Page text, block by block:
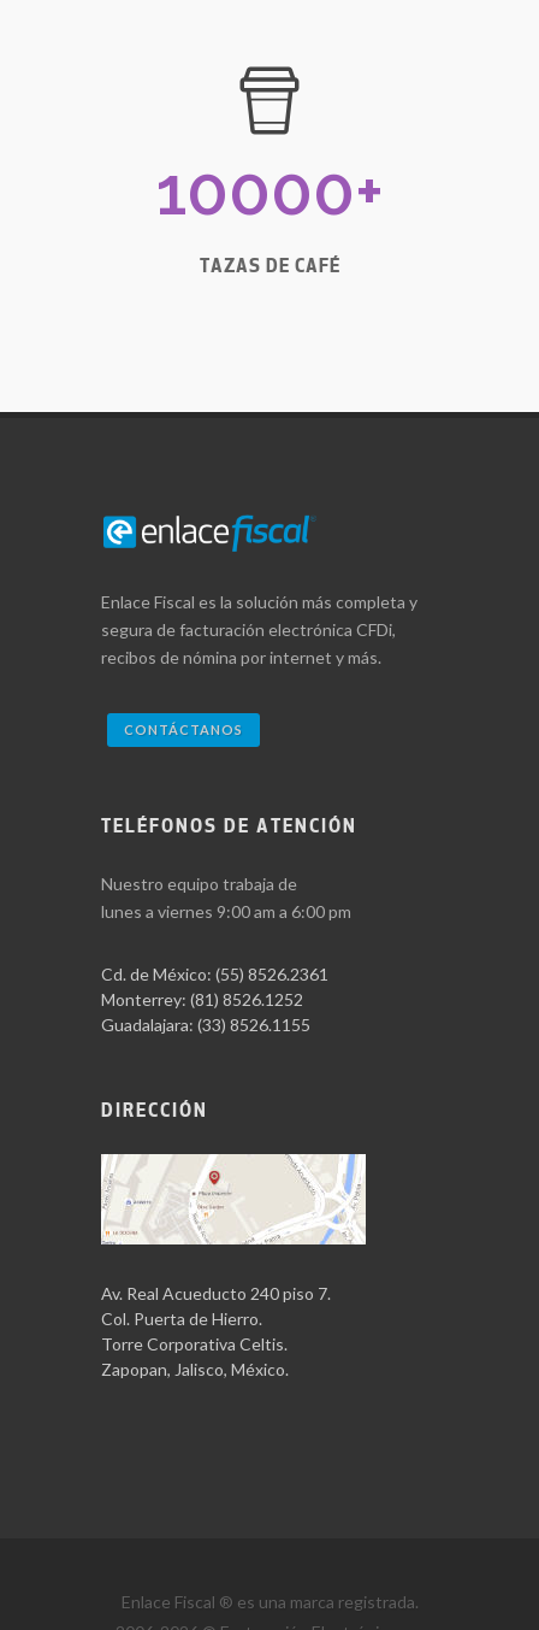
10000+
TAZAS DE CAFÉ
Enlace Fiscal es la solución más completa y
segura de facturación electrónica CFDi,
recibos de nómina por internet y más.
CONTÁCTANOS
TELÉFONOS DE ATENCIÓN
Nuestro equipo trabaja de
lunes a viernes 9:00 am a 6:00 pm
Cd. de México: (55) 8526.2361
Monterrey: (81) 8526.1252
Guadalajara: (33) 8526.1155
DIRECCIÓN
Av. Real Acueducto 240 piso 7.
Col. Puerta de Hierro.
Torre Corporativa Celtis.
Zapopan, Jalisco, México.
Enlace Fiscal ® es una marca registrada.